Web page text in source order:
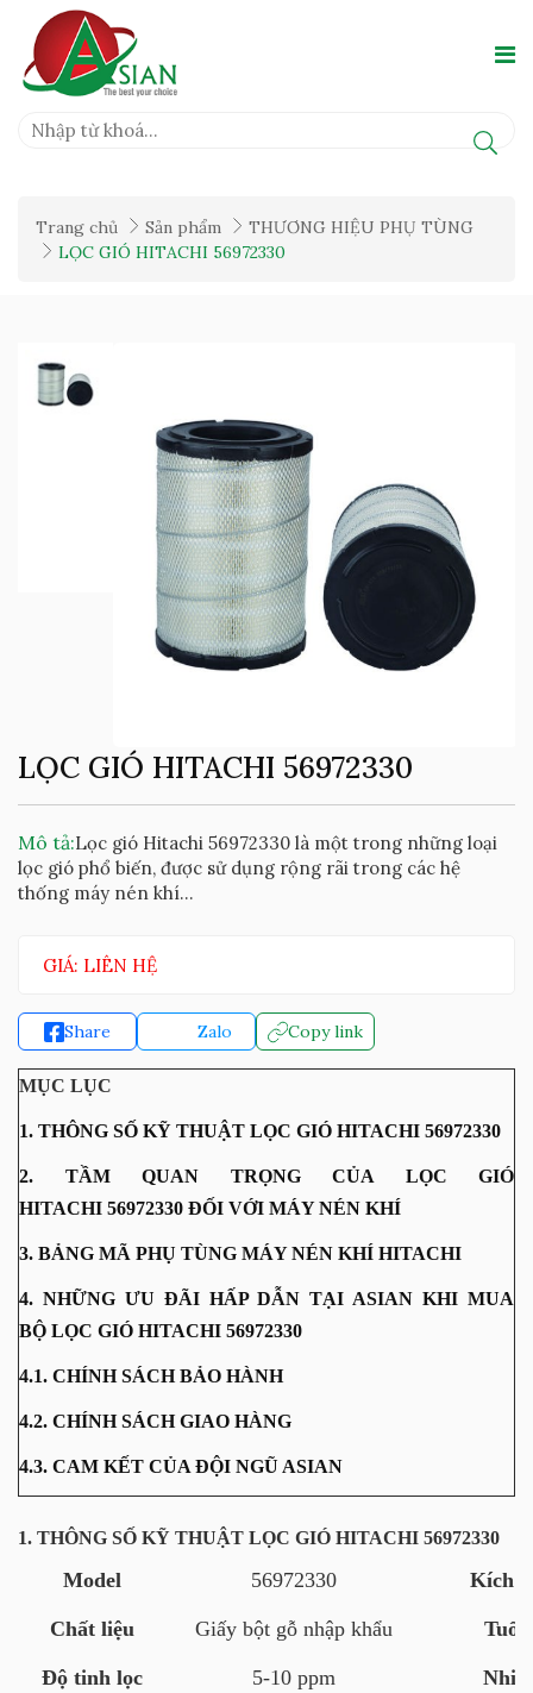
Trang chủ Sản phẩm
THƯƠNG HIỆU PHỤ TÙNG
LỌC GIÓ HITACHI 56972330
LỌC GIÓ HITACHI 56972330
Mô tả:Lọc gió Hitachi 56972330 là một trong những loại
lọc gió phổ biến, được sử dụng rộng rãi trong các hệ
thống máy nén khí...
GIÁ: LIÊN HỆ
Share Zalo Copy link
MỤC LỤC
1. THÔNG SỐ KỸ THUẬT LỌC GIÓ HITACHI 56972330
2. TẦM QUAN TRỌNG CỦA LỌC GIÓ
HITACHI 56972330 ĐỐI VỚI MÁY NÉN KHÍ
3. BẢNG MÃ PHỤ TÙNG MÁY NÉN KHÍ HITACHI
4. NHỮNG ƯU ĐÃI HẤP DẪN TẠI ASIAN KHI MUA
BỘ LỌC GIÓ HITACHI 56972330
4.1. CHÍNH SÁCH BẢO HÀNH
4.2. CHÍNH SÁCH GIAO HÀNG
4.3. CAM KẾT CỦA ĐỘI NGŨ ASIAN
1. THÔNG SỐ KỸ THUẬT LỌC GIÓ HITACHI 56972330
Model 56972330 Kích
Chất liệu Giấy bột gỗ nhập khẩu Tuổi
Độ tinh lọc 5-10 ppm